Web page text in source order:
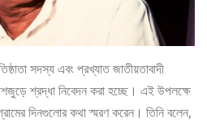
সদস্য এবং প্রখ্যাত জাতীয়তাবাদী
শ্রদ্ধা নিবেদন করা হচ্ছে। এই উপলক্ষে
দিনগুলোর কথা স্মরণ করেন। তিনি বলেন,